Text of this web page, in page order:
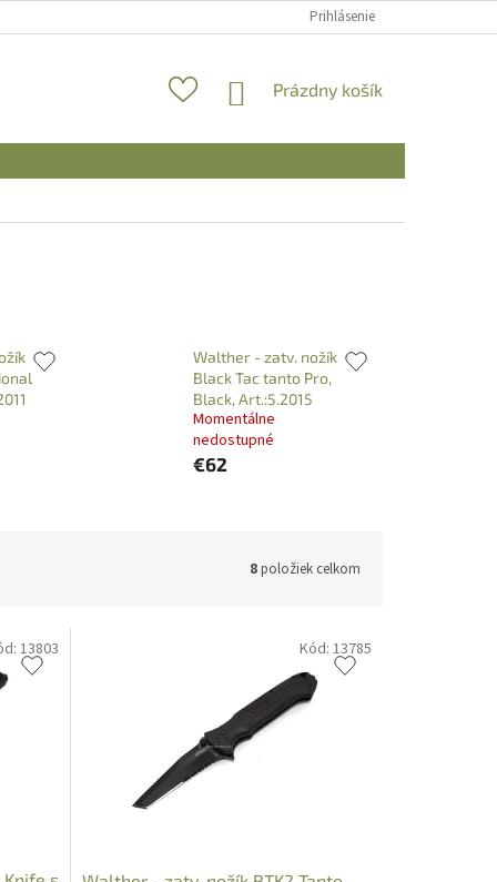
Prihlásenie
NÁKUPNÝ
Prázdny košík
Walther - zatv. nožík
Black Tac tanto Pro,
Black, Art.:5.2015
Momentálne
nedostupné
€62
8položiek celkom
13803 Kód: 13785